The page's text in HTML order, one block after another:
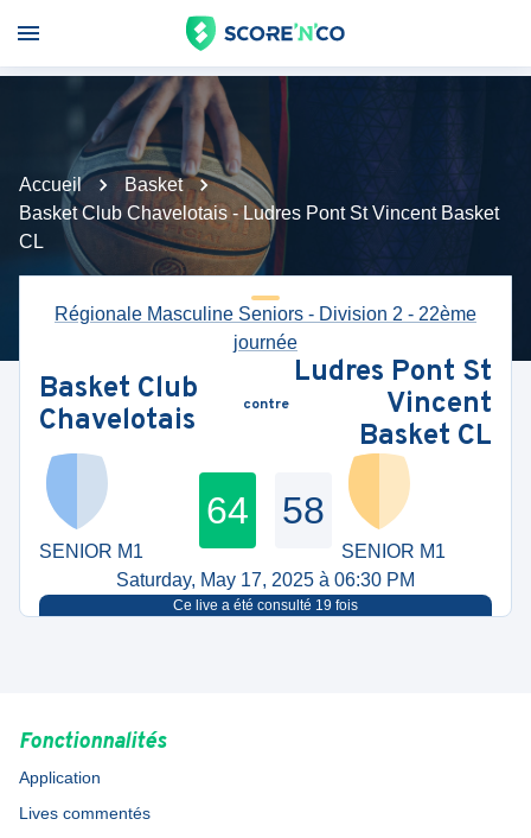
Accueil
Basket
Basket Club Chavelotais - Ludres Pont St Vincent Basket
CL
Régionale Masculine Seniors - Division 2 - 22ème
journée
Basket Club
Chavelotais
contre
Ludres Pont St
Vincent
Basket CL
SENIOR M1
64 58
SENIOR M1
Saturday, May 17, 2025 à 06:30 PM
Ce live a été consulté 19 fois
Fonctionnalités
Application
Lives commentés